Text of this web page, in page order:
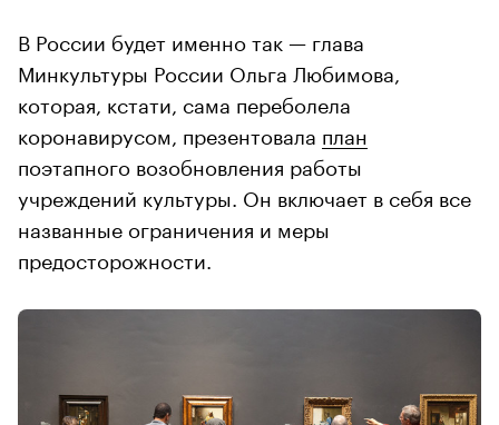
В России будет именно так — глава
Минкультуры России Ольга Любимова,
которая, кстати, сама переболела
коронавирусом, презентовала план
поэтапного возобновления работы
учреждений культуры. Он включает в себя все
названные ограничения и меры
предосторожности.